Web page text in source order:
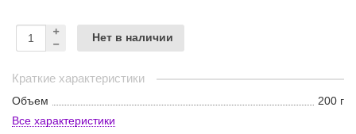
Нет в наличии
Краткие характеристики
Объем
200 г
Все характеристики